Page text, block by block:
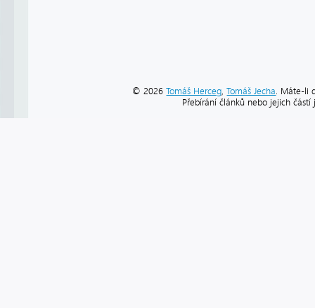
© 2026Tomáš Herceg,Tomáš Jecha. Máte-li
Přebírání článků nebo jejich